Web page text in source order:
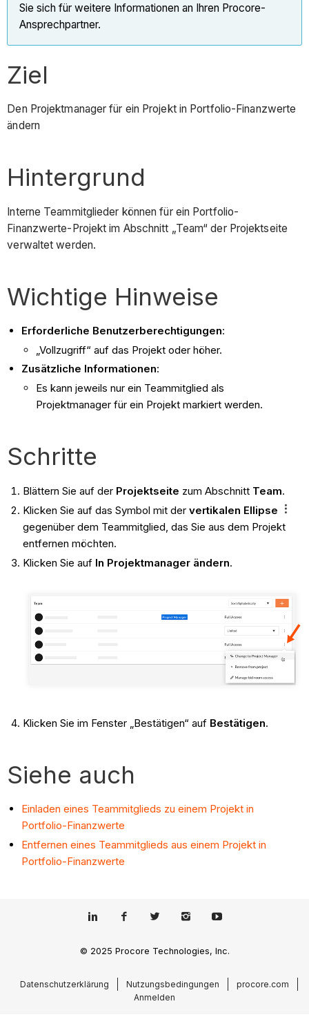
Sie sich für weitere Informationen an Ihren Procore-
Ansprechpartner.
Ziel
Den Projektmanager für ein Projekt in Portfolio-Finanzwerte
ändern
Hintergrund
Interne Teammitglieder können für ein Portfolio-
Finanzwerte-Projekt im Abschnitt „Team“ der Projektseite
verwaltet werden.
Wichtige Hinweise
Erforderliche Benutzerberechtigungen:
„Vollzugriff“ auf das Projekt oder höher.
Zusätzliche Informationen:
Es kann jeweils nur ein Teammitglied als
Projektmanager für ein Projekt markiert werden.
Schritte
Blättern Sie auf der Projektseite zum Abschnitt Team.
Klicken Sie auf das Symbol mit der vertikalen Ellipse
gegenüber dem Teammitglied, das Sie aus dem Projekt
entfernen möchten.
Klicken Sie auf In Projektmanager ändern.
Klicken Sie im Fenster „Bestätigen“ auf Bestätigen.
Siehe auch
Einladen eines Teammitglieds zu einem Projekt in
Portfolio-Finanzwerte
Entfernen eines Teammitglieds aus einem Projekt in
Portfolio-Finanzwerte
© 2025 Procore Technologies, Inc.
Datenschutzerklärung Nutzungsbedingungen
procore.com
Anmelden